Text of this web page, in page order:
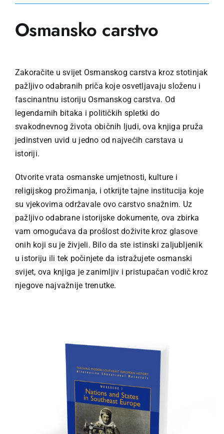
Osmansko carstvo
Zakoračite u svijet Osmanskog carstva kroz stotinjak
pažljivo odabranih priča koje osvetljavaju složenu i
fascinantnu istoriju Osmanskog carstva. Od
legendarnih bitaka i političkih spletki do
svakodnevnog života običnih ljudi, ova knjiga pruža
jedinstven uvid u jedno od najvećih carstava u
istoriji.
Otvorite vrata osmanske umjetnosti, kulture i
religijskog prožimanja, i otkrijte tajne institucija koje
su vjekovima održavale ovo carstvo snažnim. Uz
pažljivo odabrane istorijske dokumente, ova zbirka
vam omogućava da prošlost doživite kroz glasove
onih koji su je živjeli. Bilo da ste istinski zaljubljenik
u istoriju ili tek počinjete da istražujete osmanski
svijet, ova knjiga je zanimljiv i pristupačan vodič kroz
njegove najvažnije trenutke.